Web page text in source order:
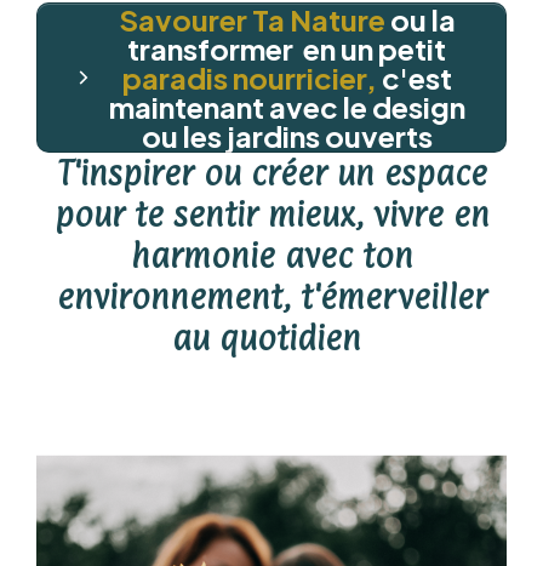
SavourerTa Nature ou la
transformer en un petit
paradis nourricier,c'est
maintenant avec le design
ou les jardins ouverts
T'inspirer ou créer un espace
pour te sentir mieux, vivre en
harmonie avec ton
environnement, t'émerveiller
au quotidien